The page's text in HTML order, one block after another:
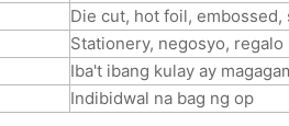
Die cut, hot foil, embossed,
Stationery, negosyo, regalo
Iba't ibang kulay ay
Indibidwal na bag ng op